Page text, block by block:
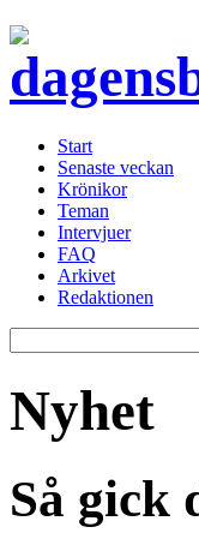
Start
Senaste veckan
Krönikor
Teman
Intervjuer
FAQ
Arkivet
Redaktionen
Nyhet
Så gick